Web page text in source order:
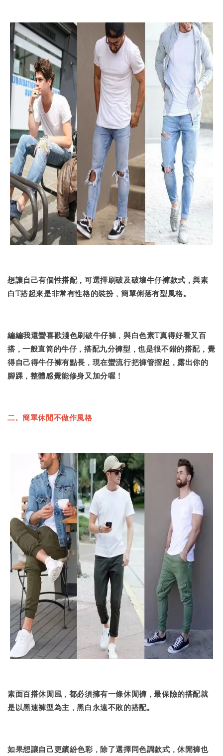
想讓自己有個性搭配，可選擇刷破及破壞牛仔褲款式，與素
白T搭起來是非常有性格的裝扮，簡單俐落有型風格。
編編我還蠻喜歡淺色刷破牛仔褲，與白色素T真得好看又百
搭，一般直筒的牛仔，搭配九分褲型，也是很不錯的搭配，覺
得自己得牛仔褲有點長，現在蠻流行把褲管摺起，露出你的
腳踝，整體感覺能修身又加分喔！
二、簡單休閒不做作風格
素面百搭休閒風，都必須擁有一條休閒褲，最保險的搭配就
是以黑速褲型為主，黑白永遠不敗的搭配。
如果想讓自己更繽紛色彩，除了選擇同色調款式，休閒褲也